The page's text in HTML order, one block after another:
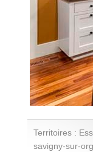
Territoires :
savigny-sur-